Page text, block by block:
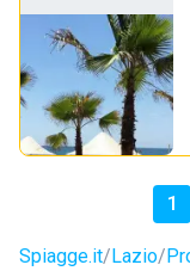
1
Spiagge.it Lazio